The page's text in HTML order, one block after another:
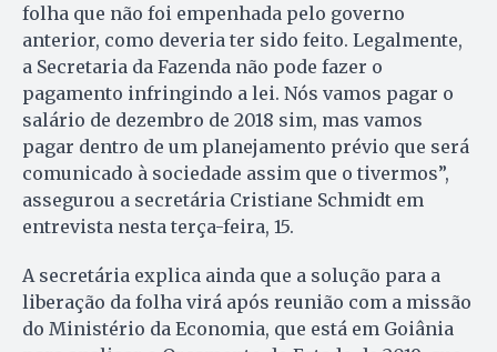
folha que não foi empenhada pelo governo
anterior, como deveria ter sido feito. Legalmente,
a Secretaria da Fazenda não pode fazer o
pagamento infringindo a lei. Nós vamos pagar o
salário de dezembro de 2018 sim, mas vamos
pagar dentro de um planejamento prévio que será
comunicado à sociedade assim que o tivermos”,
assegurou a secretária Cristiane Schmidt em
entrevista nesta terça-feira, 15.
A secretária explica ainda que a solução para a
liberação da folha virá após reunião com a missão
do Ministério da Economia, que está em Goiânia